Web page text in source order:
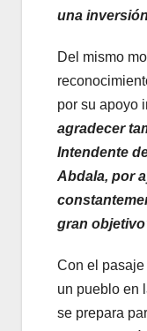
una
Del mismo
por su apoyo
agradecer
Intendente
Abdala, por
gran
Con el
un pueblo en
se prepara